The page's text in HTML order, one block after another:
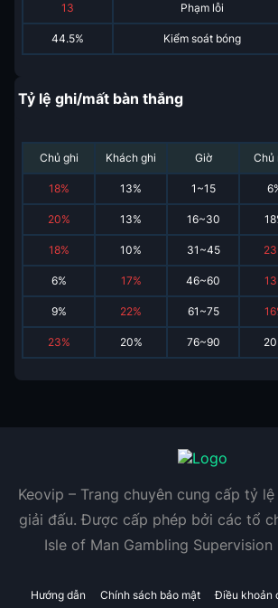
13 Phạm lỗi
44.5% Kiểm soát bóng
Tỷ lệ ghi/mất bàn thắng
Chủ ghi Khách ghi Giờ Chủ
18% 13% 1~15 6
20% 13% 16~30 18
18% 10% 31~45 23
6% 17% 46~60 13
9% 22% 61~75 16
23% 20% 76~90 20
Keovip – Trang chuyên cung cấp tỷ lệ
giải đấu. Được cấp phép bởi các tổ
Isle of Man Gambling Supervision
Hướng dẫn Chính sách bảo mật Điều khoản